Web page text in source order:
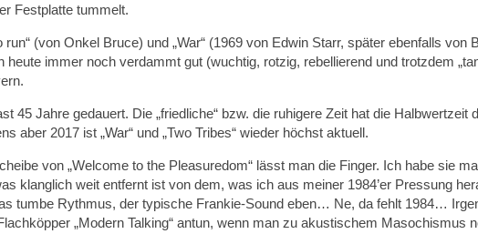
Festplatte tummelt.
(von Onkel Bruce) und „War“ (1969 von Edwin Starr, später ebenfalls von
immer noch verdammt gut (wuchtig, rotzig, rebellierend und trotzdem
45 Jahre gedauert. Die „friedliche“ bzw. die ruhigere Zeit hat die Halbwertzeit
aber 2017 ist „War“ und „Two Tribes“ wieder höchst aktuell.
von „Welcome to the Pleasuredom“ lässt man die Finger. Ich habe sie
klanglich weit entfernt ist von dem, was ich aus meiner 1984’er Pressung
tumbe Rythmus, der typische Frankie-Sound eben… Ne, da fehlt 1984…
„Modern Talking“ antun, wenn man zu akustischem Masochismus